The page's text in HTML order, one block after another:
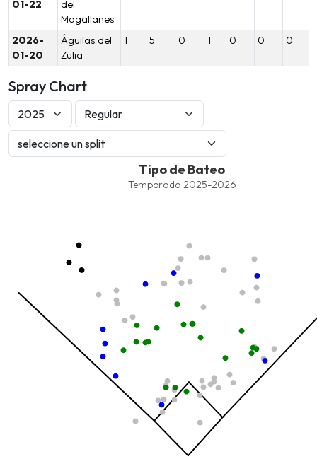
01-22
del
Magallanes
2026-
01-20
Águilas del
Zulia
1 5 0 1 0 0 0
Spray Chart
Combination chart with 8 data series.
The chart has 1 X axis displaying values. Data ranges from -
The chart has 1 Y axis displaying values. Data ranges from -
Tipo de Bateo
Temporada 2025-2026